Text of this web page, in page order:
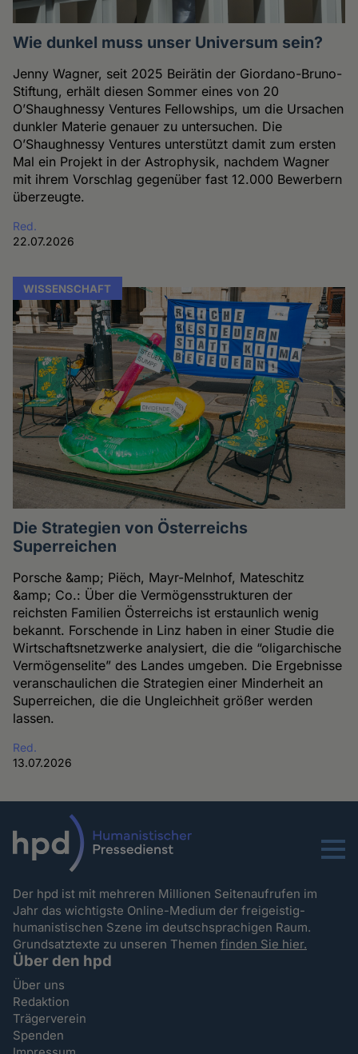
Wie dunkel muss unser Universum sein?
Jenny Wagner, seit 2025 Beirätin der Giordano-Bruno-
Stiftung, erhält diesen Sommer eines von 20
O’Shaughnessy Ventures Fellowships, um die Ursachen
dunkler Materie genauer zu untersuchen. Die
O’Shaughnessy Ventures unterstützt damit zum ersten
Mal ein Projekt in der Astrophysik, nachdem Wagner
mit ihrem Vorschlag gegenüber fast 12.000 Bewerbern
überzeugte.
Red.
22.07.2026
WISSENSCHAFT
Die Strategien von Österreichs
Superreichen
Porsche &amp; Piëch, Mayr-Melnhof, Mateschitz
&amp; Co.: Über die Vermögensstrukturen der
reichsten Familien Österreichs ist erstaunlich wenig
bekannt. Forschende in Linz haben in einer Studie die
Wirtschaftsnetzwerke analysiert, die die “oligarchische
Vermögenselite” des Landes umgeben. Die Ergebnisse
veranschaulichen die Strategien einer Minderheit an
Superreichen, die die Ungleichheit größer werden
lassen.
Red.
13.07.2026
Menu
Der hpd ist mit mehreren Millionen Seitenaufrufen im
Jahr das wichtigste Online-Medium der freigeistig-
humanistischen Szene im deutschsprachigen Raum.
Grundsatztexte zu unseren Themenfinden Sie hier.
Über den hpd
Über uns
Redaktion
Trägerverein
Spenden